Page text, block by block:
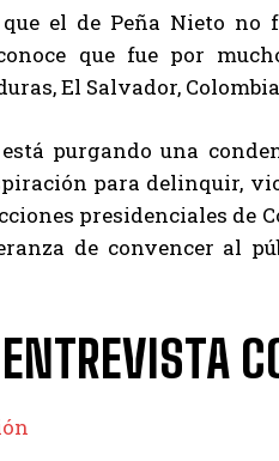
el de Peña Nieto no
que fue por
El Salvador,
purgando una
para delinquir,
presidenciales de
de convencer al